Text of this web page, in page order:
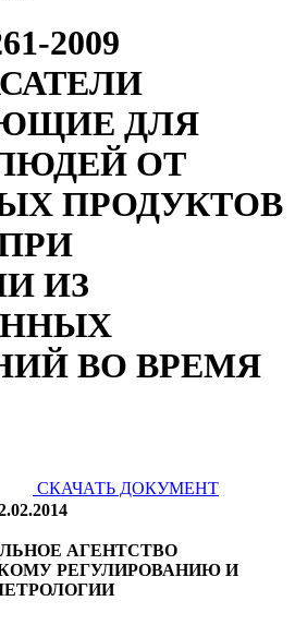
2009
ДЛЯ
ОТ
ПРОДУКТОВ
ИЗ
ВО ВРЕМЯ
СКАЧАТЬ ДОКУМЕНТ
АГЕНТСТВО
РЕГУЛИРОВАНИЮ И